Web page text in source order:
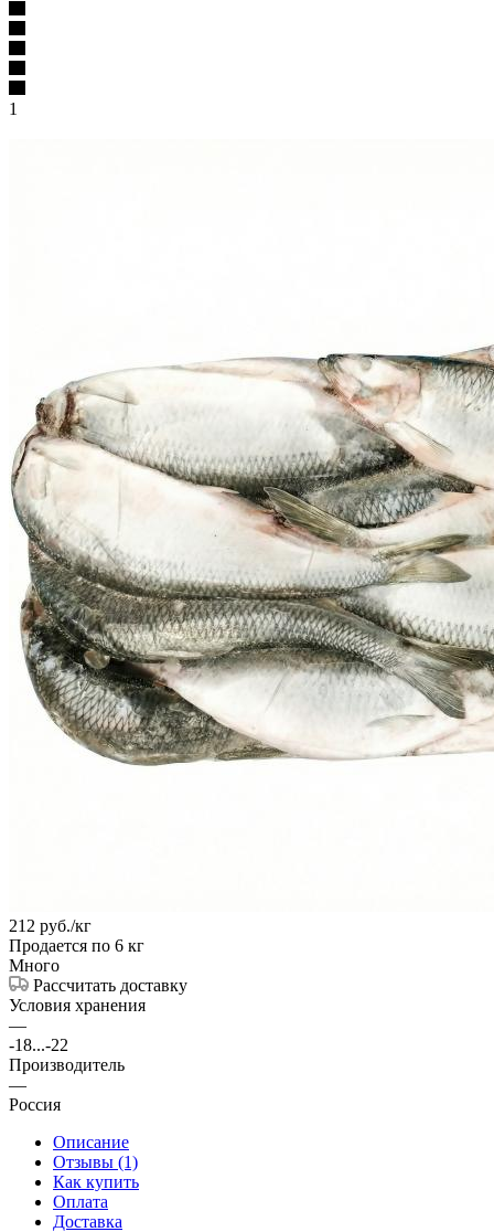
1
212 руб./кг
Продается по 6 кг
Много
Рассчитать доставку
Условия хранения
—
-18...-22
Производитель
—
Россия
Описание
Отзывы (1)
Как купить
Оплата
Доставка